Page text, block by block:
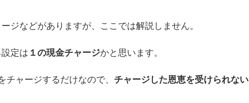
ジなどがありますが、ここでは解説しません。
定は１の現金チャージかと思います。
ャージするだけなので、 チャージした恩恵を受けられない